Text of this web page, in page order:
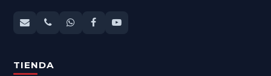
TIENDA